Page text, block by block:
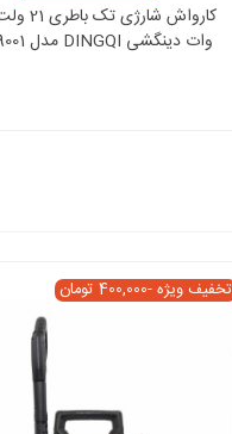
وات دینگشی DINGQI مدل JE09001
تخفیف ویژه-400,000 تومان